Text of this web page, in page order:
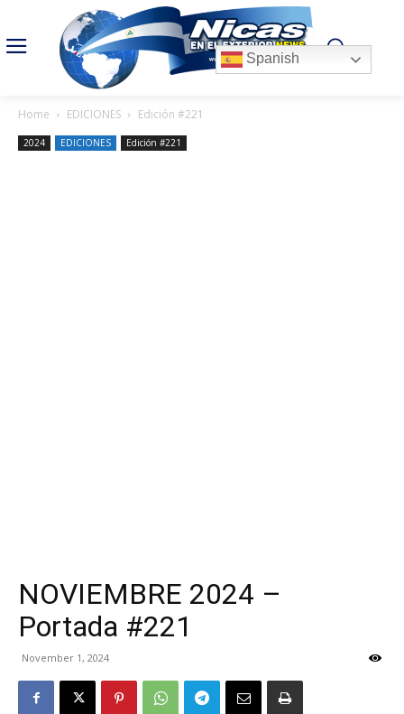
Home EDICIONES Edición #221
2024 EDICIONES Edición #221
NOVIEMBRE 2024 –
Portada #221
November 1, 2024
Spanish